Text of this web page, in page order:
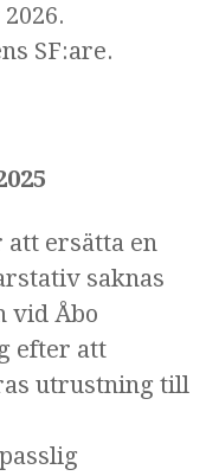
SF:are.
att ersätta en
saknas
vid Åbo
efter att
utrustning till